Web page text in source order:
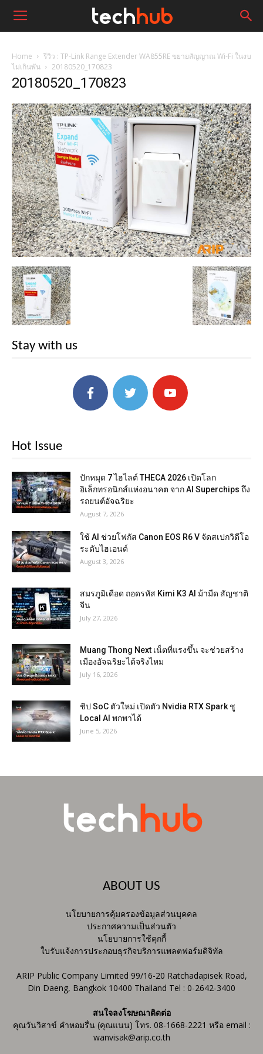
Home
รีวิว : TP-Link Range Extender WA855RE ขยายสัญญาณ Wi-Fi ในงบ
ไม่เกินพัน
20180520_170823
20180520_170823
Stay with us
Hot Issue
ปักหมุด 7 ไฮไลต์ THECA 2026 เปิดโลก
อิเล็กทรอนิกส์แห่งอนาคต จาก AI Superchips ถึง
รถยนต์อัจฉริยะ
August 7, 2026
ใช้ AI ช่วยโฟกัส Canon EOS R6 V จัดสเปกวิดีโอ
ระดับไฮเอนด์
August 3, 2026
สมรภูมิเดือด ถอดรหัส Kimi K3 AI ม้ามืด สัญชาติ
จีน
July 27, 2026
Muang Thong Next เน็ตที่แรงขึ้น จะช่วยสร้าง
เมืองอัจฉริยะได้จริงไหม
July 16, 2026
ชิป SoC ตัวใหม่ เปิดตัว Nvidia RTX Spark ชู
Local AI พกพาได้
June 5, 2026
ABOUT US
นโยบายการคุ้มครองข้อมูลส่วนบุคคล
ประกาศความเป็นส่วนตัว
นโยบายการใช้คุกกี้
ใบรับแจ้งการประกอบธุรกิจบริการแพลตฟอร์มดิจิทัล
ARIP Public Company Limited 99/16-20 Ratchadapisek Road,
Din Daeng, Bangkok 10400 Thailand Tel : 0-2642-3400
สนใจลงโฆษณาติดต่อ
คุณวันวิสาข์ คำหอมรื่น (คุณแนน) โทร. 08-1668-2221 หรือ email :
wanvisak@arip.co.th